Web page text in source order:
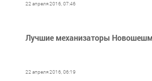
22 апреля 2016, 07:46
Лучшие механизаторы
22 апреля 2016, 06:19